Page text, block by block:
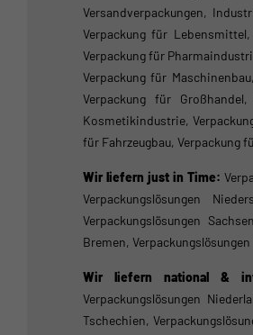
Versandverpackungen,
Verpackung für
Verpackung für
Verpackung für
Verpackung für
Kosmetikindustrie,
für Fahrzeugbau, Verpackung
Wir liefern just in Time:
Verpackungslösungen
Verpackungslösungen
Bremen,
Wir liefern national &
Verpackungslösungen
Tschechien,